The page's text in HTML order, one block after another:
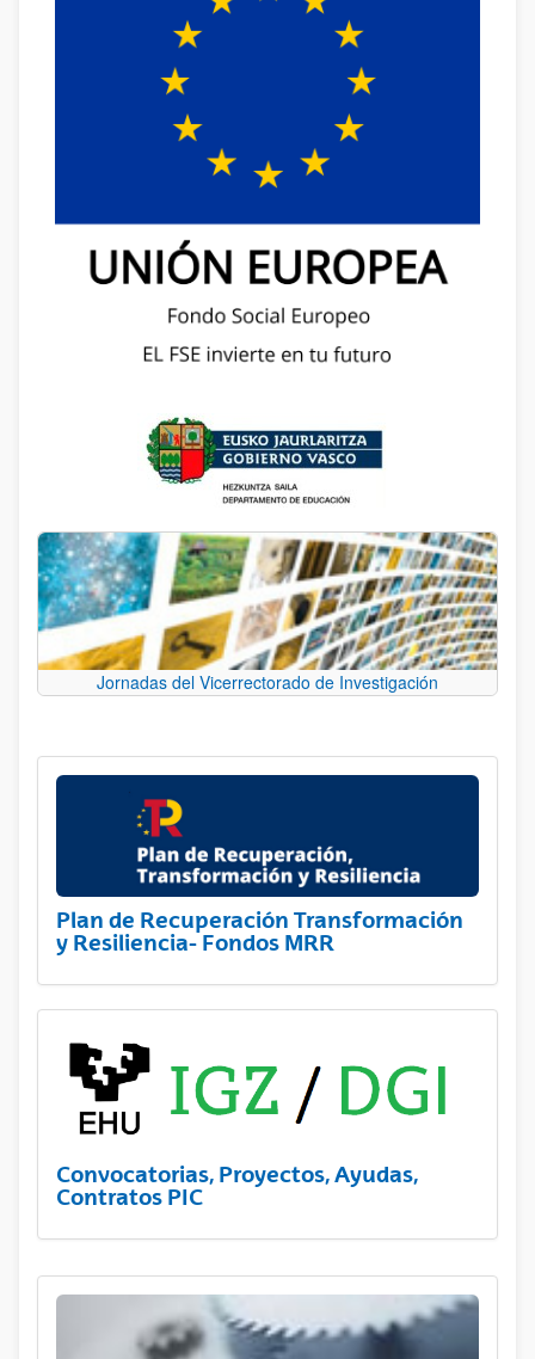
Jornadas del Vicerrectorado de Investigación
Plan de Recuperación Transformación
y Resiliencia- Fondos MRR
Convocatorias, Proyectos, Ayudas,
Contratos PIC